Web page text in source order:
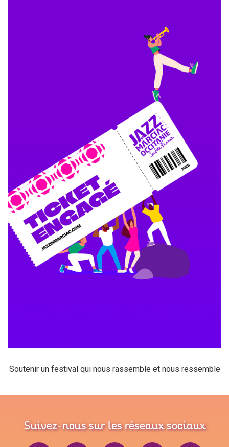
Soutenir un festival qui nous rassemble et nous ressemble
Suivez-nous sur les réseaux sociaux